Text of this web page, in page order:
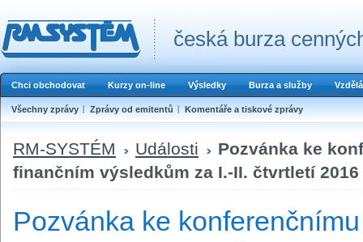
česká burza
Chci obchodovat Kurzy on-line Výsledky Burza a služby
Všechny zprávy Zprávy od emitentů Komentáře a tiskové zprávy
RM-SYSTÉM Události
Pozvánka ke
finančním výsledkům za I.-II. čtvrtletí 2016
Pozvánka ke